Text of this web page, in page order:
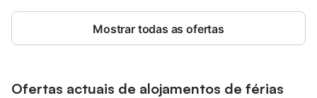
Mostrar todas as ofertas
Ofertas actuais de alojamentos de férias